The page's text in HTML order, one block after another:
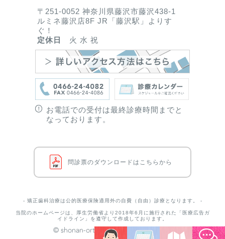
〒251-0052 神奈川県藤沢市藤沢438-1
ルミネ藤沢店8F JR「藤沢駅」よりす
ぐ！
定休日
火 水 祝
お電話での受付は最終診療時間までと
なっております。
問診票のダウンロードはこちらから
- 矯正歯科治療は公的医療保険適用外の自費（自由）診療となります。 -
当院のホームページは、厚生労働省より2018年6月に施行された「医療広告ガ
イドライン」を遵守して作成しております。